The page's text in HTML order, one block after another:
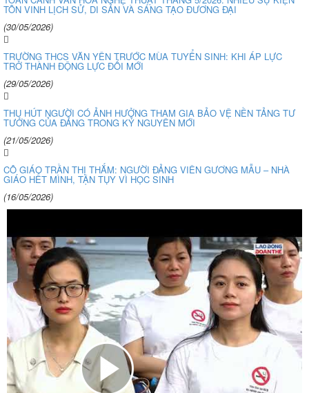
TÔN VINH LỊCH SỬ, DI SẢN VÀ SÁNG TẠO ĐƯƠNG ĐẠI
(30/05/2026)
TRƯỜNG THCS VĂN YÊN TRƯỚC MÙA TUYỂN SINH: KHI ÁP LỰC
TRỞ THÀNH ĐỘNG LỰC ĐỔI MỚI
(29/05/2026)
THU HÚT NGƯỜI CÓ ẢNH HƯỞNG THAM GIA BẢO VỆ NỀN TẢNG TƯ
TƯỞNG CỦA ĐẢNG TRONG KỶ NGUYÊN MỚI
(21/05/2026)
CÔ GIÁO TRẦN THỊ THẮM: NGƯỜI ĐẢNG VIÊN GƯƠNG MẪU – NHÀ
GIÁO HẾT MÌNH, TẬN TỤY VÌ HỌC SINH
(16/05/2026)